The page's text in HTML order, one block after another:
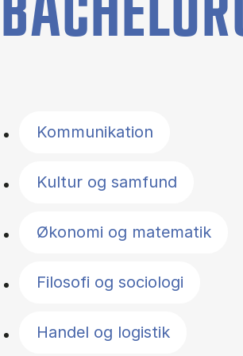
Kommunikation
Kultur og samfund
Økonomi og matematik
Filosofi og sociologi
Handel og logistik